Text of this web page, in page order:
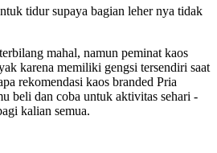
tidur supaya bagian leher nya tidak
mahal, namun peminat kaos
karena memiliki gengsi tersendiri saat
rekomendasi kaos branded Pria
beli dan coba untuk aktivitas sehari -
kalian semua.